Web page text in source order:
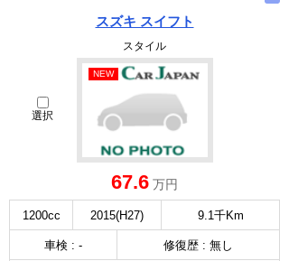
スズキ スイフト
スタイル
選択
NEW
67.6 万円
1200cc 2015(H27) 9.1千Km
車検 : - 修復歴 : 無し